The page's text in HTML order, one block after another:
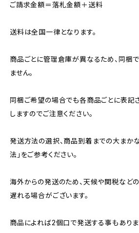
ご請求金額＝落札金額＋送料
送料は全国一律となります。
商品ごとに管理倉庫が異なるため、同梱
ません。
同梱ご希望の場合でも各商品ごとに表記
しますのでご注意ください。
発送方法の選択、商品到着までの大まか
法」をご参考ください。
海外からの発送のため、天候や関税など
遅れる場合がございます。
商品によれば2個口で発送する事もありま